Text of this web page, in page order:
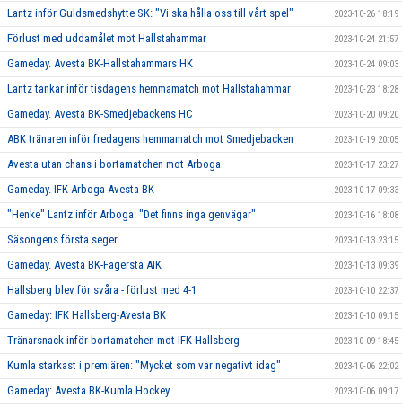
Lantz inför Guldsmedshytte SK: "Vi ska hålla oss till vårt spel" 2023-10-26 18:19
Förlust med uddamålet mot Hallstahammar 2023-10-24 21:57
Gameday. Avesta BK-Hallstahammars HK 2023-10-24 09:03
Lantz tankar inför tisdagens hemmamatch mot Hallstahammar 2023-10-23 18:28
Gameday. Avesta BK-Smedjebackens HC 2023-10-20 09:20
ABK tränaren inför fredagens hemmamatch mot Smedjebacken 2023-10-19 20:05
Avesta utan chans i bortamatchen mot Arboga 2023-10-17 23:27
Gameday. IFK Arboga-Avesta BK 2023-10-17 09:33
"Henke" Lantz inför Arboga: "Det finns inga genvägar" 2023-10-16 18:08
Säsongens första seger 2023-10-13 23:15
Gameday. Avesta BK-Fagersta AIK 2023-10-13 09:39
Hallsberg blev för svåra - förlust med 4-1 2023-10-10 22:37
Gameday: IFK Hallsberg-Avesta BK 2023-10-10 09:15
Tränarsnack inför bortamatchen mot IFK Hallsberg 2023-10-09 18:45
Kumla starkast i premiären: "Mycket som var negativt idag" 2023-10-06 22:02
Gameday: Avesta BK-Kumla Hockey 2023-10-06 09:17